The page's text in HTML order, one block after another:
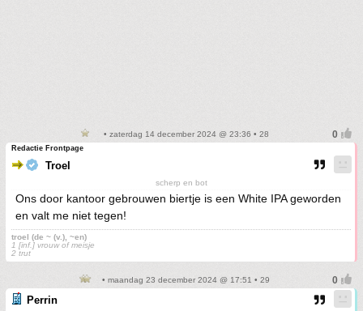
• zaterdag 14 december 2024 @ 23:36 • 28
Redactie Frontpage
Troel
scherp en bot
Ons door kantoor gebrouwen biertje is een White IPA geworden
en valt me niet tegen!
troel (de ~ (v.), ~en)
1 [inf.] vrouw of meisje
2 trut
• maandag 23 december 2024 @ 17:51 • 29
Perrin